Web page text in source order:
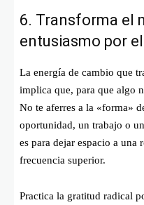
6. Transforma el
entusiasmo por
La energía de cambio que
implica que, para que algo
No te aferres a la «forma»
oportunidad, un trabajo o
es para dejar espacio a una
frecuencia superior.
Practica la gratitud radical